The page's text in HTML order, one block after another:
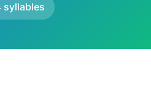
syllables